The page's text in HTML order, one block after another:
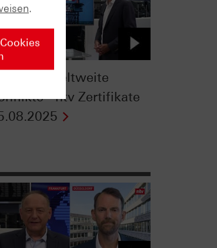
und weltweite
- ntv Zertifikate
.